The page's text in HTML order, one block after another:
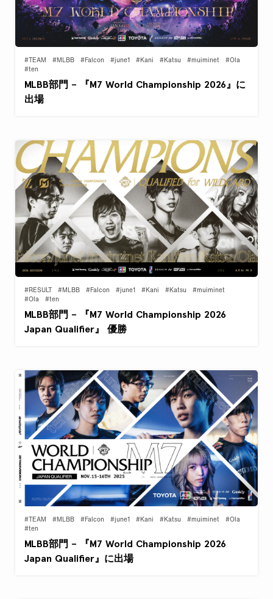
#TEAM #MLBB #Falcon #june1 #Kani #Katsu #muiminet
#Ola
#ten
MLBB部門 – 『M7 World Championship 2026』に
出場
#RESULT #MLBB #Falcon #june1 #Kani #Katsu
#muiminet
#Ola
#ten
MLBB部門 – 『M7 World Championship 2026
Japan Qualifier』 優勝
#TEAM #MLBB #Falcon #june1 #Kani #Katsu #muiminet
#Ola
#ten
MLBB部門 – 『M7 World Championship 2026
Japan Qualifier』に出場